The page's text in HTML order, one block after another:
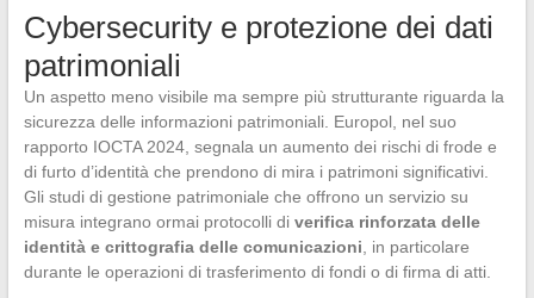
Cybersecurity e protezione dei dati
patrimoniali
Un aspetto meno visibile ma sempre più strutturante riguarda la
sicurezza delle informazioni patrimoniali. Europol, nel suo
rapporto IOCTA 2024, segnala un aumento dei rischi di frode e
di furto d’identità che prendono di mira i patrimoni significativi.
Gli studi di gestione patrimoniale che offrono un servizio su
misura integrano ormai protocolli di verifica rinforzata delle
identità e crittografia delle comunicazioni , in particolare
durante le operazioni di trasferimento di fondi o di firma di atti.